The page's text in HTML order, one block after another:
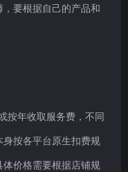
要根据自己的产品和
按年收取服务费，不同
按各平台原生扣费规
价格需要根据店铺规